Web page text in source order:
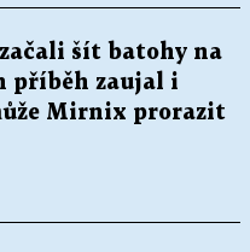
šít batohy na
příběh zaujal i
Mirnix prorazit